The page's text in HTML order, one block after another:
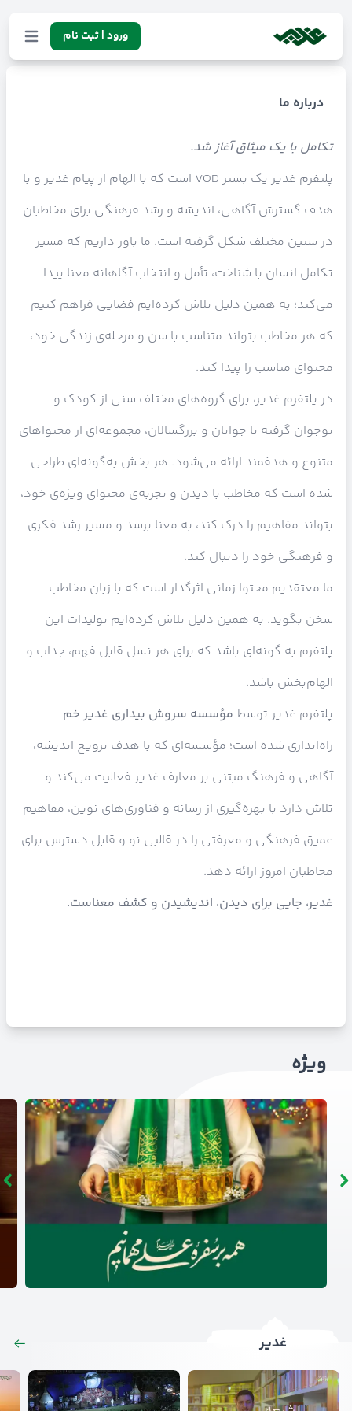
ورود | ثبت نام
درباره ما
تکامل با یک میثاق آغاز شد.
پلتفرم غدیر یک بستر VOD است که با الهام از پیام غدیر و با
هدف گسترش آگاهی، اندیشه و رشد فرهنگی برای مخاطبان
در سنین مختلف شکل گرفته است. ما باور داریم که مسیر
تکامل انسان با شناخت، تأمل و انتخاب آگاهانه معنا پیدا
می‌کند؛ به همین دلیل تلاش کرده‌ایم فضایی فراهم کنیم
که هر مخاطب بتواند متناسب با سن و مرحله‌ی زندگی خود،
محتوای مناسب را پیدا کند.
در پلتفرم غدیر، برای گروه‌های مختلف سنی از کودک و
نوجوان گرفته تا جوانان و بزرگسالان، مجموعه‌ای از محتواهای
متنوع و هدفمند ارائه می‌شود. هر بخش به‌گونه‌ای طراحی
شده است که مخاطب با دیدن و تجربه‌ی محتوای ویژه‌ی خود،
بتواند مفاهیم را درک کند، به معنا برسد و مسیر رشد فکری
و فرهنگی خود را دنبال کند.
ما معتقدیم محتوا زمانی اثرگذار است که با زبان مخاطب
سخن بگوید. به همین دلیل تلاش کرده‌ایم تولیدات این
پلتفرم به گونه‌ای باشد که برای هر نسل قابل فهم، جذاب و
الهام‌بخش باشد.
پلتفرم غدیر توسط مؤسسه سروش بیداری غدیر خم
راه‌اندازی شده است؛ مؤسسه‌ای که با هدف ترویج اندیشه،
آگاهی و فرهنگ مبتنی بر معارف غدیر فعالیت می‌کند و
تلاش دارد با بهره‌گیری از رسانه و فناوری‌های نوین، مفاهیم
عمیق فرهنگی و معرفتی را در قالبی نو و قابل دسترس برای
مخاطبان امروز ارائه دهد.
غدیر، جایی برای دیدن، اندیشیدن و کشف معناست.
ویژه
غدیر